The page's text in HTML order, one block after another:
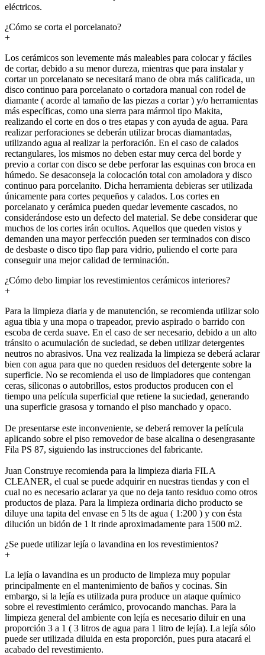
eléctricos.
¿Cómo se corta el porcelanato?
+
Los cerámicos son levemente más maleables para colocar y fáciles
de cortar, debido a su menor dureza, mientras que para instalar y
cortar un porcelanato se necesitará mano de obra más calificada, un
disco continuo para porcelanato o cortadora manual con rodel de
diamante ( acorde al tamaño de las piezas a cortar ) y/o herramientas
más específicas, como una sierra para mármol tipo Makita,
realizando el corte en dos o tres etapas y con ayuda de agua. Para
realizar perforaciones se deberán utilizar brocas diamantadas,
utilizando agua al realizar la perforación. En el caso de calados
rectangulares, los mismos no deben estar muy cerca del borde y
previo a cortar con disco se debe perforar las esquinas con broca en
húmedo. Se desaconseja la colocación total con amoladora y disco
continuo para porcelanito. Dicha herramienta debieras ser utilizada
únicamente para cortes pequeños y calados. Los cortes en
porcelanato y cerámica pueden quedar levemente cascados, no
considerándose esto un defecto del material. Se debe considerar que
muchos de los cortes irán ocultos. Aquellos que queden vistos y
demanden una mayor perfección pueden ser terminados con disco
de desbaste o disco tipo flap para vidrio, puliendo el corte para
conseguir una mejor calidad de terminación.
¿Cómo debo limpiar los revestimientos cerámicos interiores?
+
Para la limpieza diaria y de manutención, se recomienda utilizar solo
agua tibia y una mopa o trapeador, previo aspirado o barrido con
escoba de cerda suave. En el caso de ser necesario, debido a un alto
tránsito o acumulación de suciedad, se deben utilizar detergentes
neutros no abrasivos. Una vez realizada la limpieza se deberá aclarar
bien con agua para que no queden residuos del detergente sobre la
superficie. No se recomienda el uso de limpiadores que contengan
ceras, siliconas o autobrillos, estos productos producen con el
tiempo una película superficial que retiene la suciedad, generando
una superficie grasosa y tornando el piso manchado y opaco.
De presentarse este inconveniente, se deberá remover la película
aplicando sobre el piso removedor de base alcalina o desengrasante
Fila PS 87, siguiendo las instrucciones del fabricante.
Juan Construye recomienda para la limpieza diaria FILA
CLEANER, el cual se puede adquirir en nuestras tiendas y con el
cual no es necesario aclarar ya que no deja tanto residuo como otros
productos de plaza. Para la limpieza ordinaria dicho producto se
diluye una tapita del envase en 5 lts de agua ( 1:200 ) y con ésta
dilución un bidón de 1 lt rinde aproximadamente para 1500 m2.
¿Se puede utilizar lejía o lavandina en los revestimientos?
+
La lejía o lavandina es un producto de limpieza muy popular
principalmente en el mantenimiento de baños y cocinas. Sin
embargo, si la lejía es utilizada pura produce un ataque químico
sobre el revestimiento cerámico, provocando manchas. Para la
limpieza general del ambiente con lejía es necesario diluir en una
proporción 3 a 1 ( 3 litros de agua para 1 litro de lejía). La lejía sólo
puede ser utilizada diluida en esta proporción, pues pura atacará el
acabado del revestimiento.